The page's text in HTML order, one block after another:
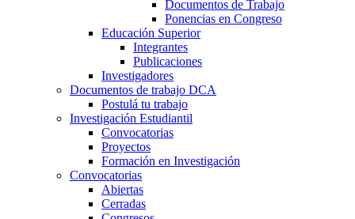
Documentos de Trabajo
Ponencias en Congreso
Educación Superior
Integrantes
Publicaciones
Investigadores
Documentos de trabajo DCA
Postulá tu trabajo
Investigación Estudiantil
Convocatorias
Proyectos
Formación en Investigación
Convocatorias
Abiertas
Cerradas